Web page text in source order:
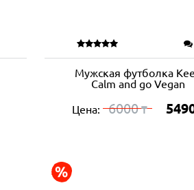
Мужская футболка
Calm and go Vegan
Цена: 6000₸